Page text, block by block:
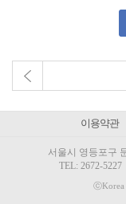
이용약관
서울시 영등포구
TEL: 2672-5227
ⓒKorea